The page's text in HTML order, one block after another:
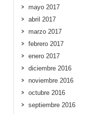
mayo 2017
abril 2017
marzo 2017
febrero 2017
enero 2017
diciembre 2016
noviembre 2016
octubre 2016
septiembre 2016